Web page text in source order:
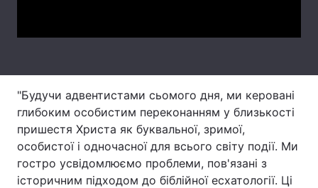
Контакти
Послуги
"Будучи адвентистами сьомого дня, ми керовані
глибоким особистим переконанням у близькості
пришестя Христа як буквальної, зримої,
особистої і одночасної для всього світу події. Ми
гостро усвідомлюємо проблеми, пов'язані з
історичним підходом до біблійної есхатології. Ці